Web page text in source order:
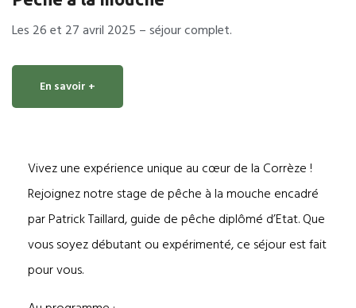
Les 26 et 27 avril 2025 – séjour complet.
En savoir +
Vivez une expérience unique au cœur de la Corrèze !
Rejoignez notre stage de pêche à la mouche encadré
par Patrick Taillard, guide de pêche diplômé d’Etat. Que
vous soyez débutant ou expérimenté, ce séjour est fait
pour vous.